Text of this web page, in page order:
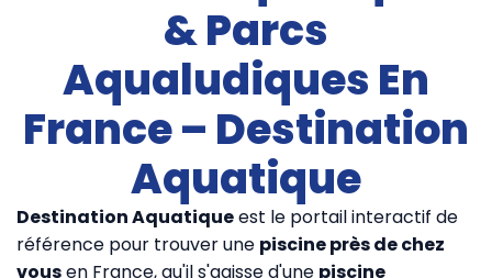
& Parcs
Aqualudiques En
France – Destination
Aquatique
Destination Aquatiqueest le portail interactif de
référence pour trouver une piscine près de chez
vousen France, qu'il s'agisse d'une piscine